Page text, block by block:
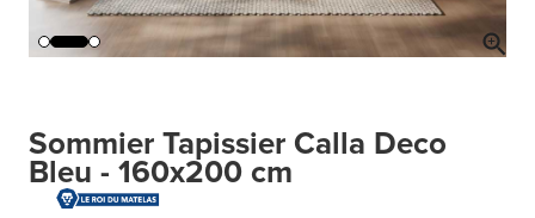
Sommier Tapissier Calla Deco
Bleu - 160x200 cm